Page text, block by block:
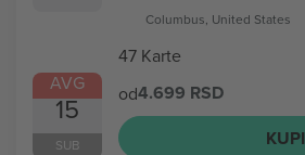
AVG
15
SUB
Columbus, United States
47 Karte
od4.699 RSD
KUPI